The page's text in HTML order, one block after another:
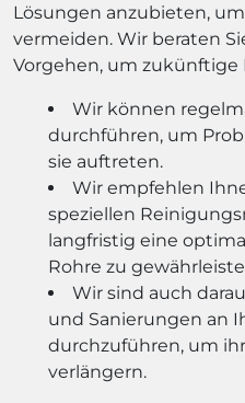
Lösungen anzubieten,
vermeiden. Wir beraten
Vorgehen, um zukünftige
Wir können
durchführen, um
sie auftreten.
Wir empfehlen
speziellen
langfristig eine
Rohre zu
Wir sind auch
und Sanierungen an
durchzuführen, um
verlängern.